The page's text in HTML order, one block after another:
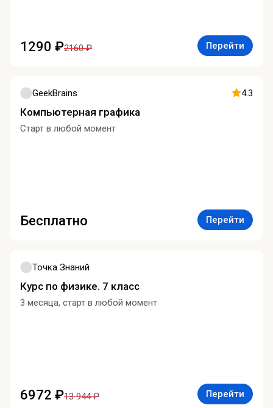
1290 ₽2160 ₽ Перейти
GeekBrains 4.3
Компьютерная графика
Старт в любой момент
Бесплатно Перейти
Точка Знаний
Курс по физике. 7 класс
3 месяца, старт в любой момент
6972 ₽13 944 ₽ Перейти